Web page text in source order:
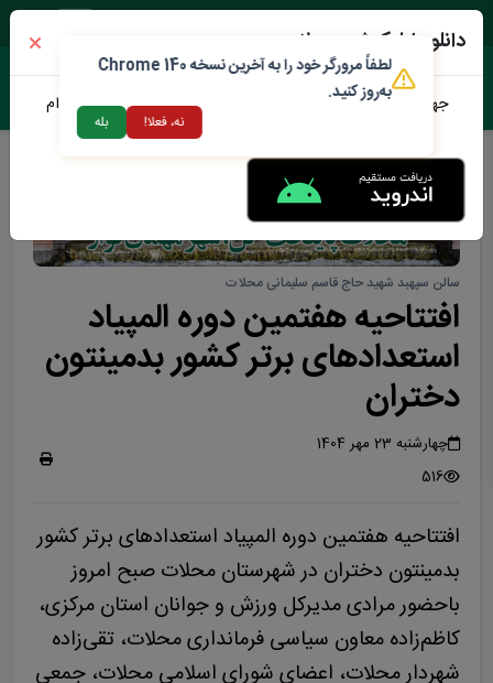
سالن سپهبد شهید حاج قاسم سلیمانی محلات
افتتاحیه هفتمین دوره المپیاد
استعدادهای برتر کشور بدمینتون
دختران
چهارشنبه 23 مهر 1404
516
افتتاحیه هفتمین دوره المپیاد استعدادهای برتر کشور
بدمینتون دختران در شهرستان محلات صبح امروز
باحضورمرادی مدیرکل ورزش و جوانان استان مرکزی،
کاظم‌زاده معاون سیاسی فرمانداری محلات، تقی‌زاده
شهردار محلات، اعضای شورای اسلامی محلات، جمعی
دانلود اپلیکیشن محلات من
جهت دانلود نرم افزار محلات من می توانید از طریق لینک زیر اقدام
لطفاً مرورگر خود را به آخرین نسخه Chrome 140
به‌روز کنید.
نه، فعلا! بله